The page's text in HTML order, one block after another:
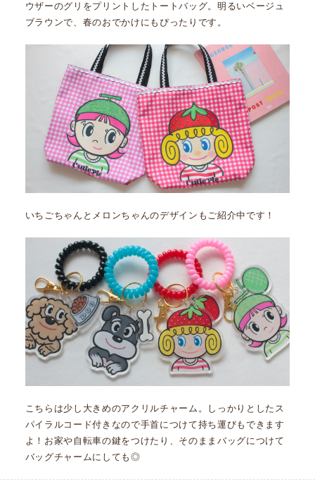
ウザーのグリをプリントしたトートバッグ。明るいベージュ
ブラウンで、春のおでかけにもぴったりです。
いちごちゃんとメロンちゃんのデザインもご紹介中です！
こちらは少し大きめのアクリルチャーム。しっかりとしたス
パイラルコード付きなので手首につけて持ち運びもできます
よ！お家や自転車の鍵をつけたり、そのままバッグにつけて
バッグチャームにしても◎